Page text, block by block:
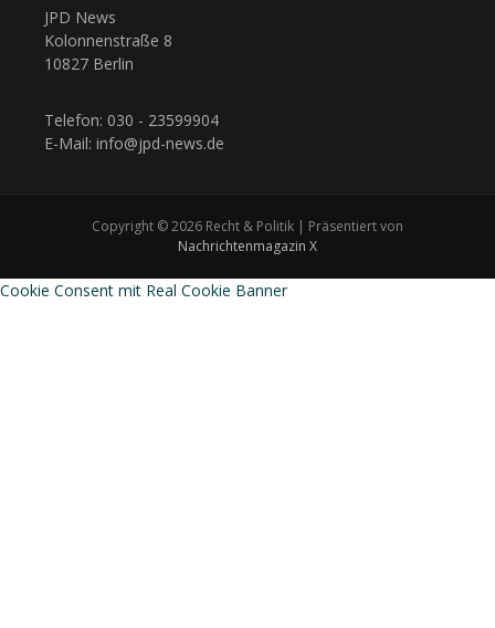
JPD News
Kolonnenstraße 8
10827 Berlin
Telefon: 030 - 23599904
E-Mail: info@jpd-news.de
Copyright © 2026 Recht & Politik | Präsentiert von
Nachrichtenmagazin X
Cookie Consent mit Real Cookie Banner